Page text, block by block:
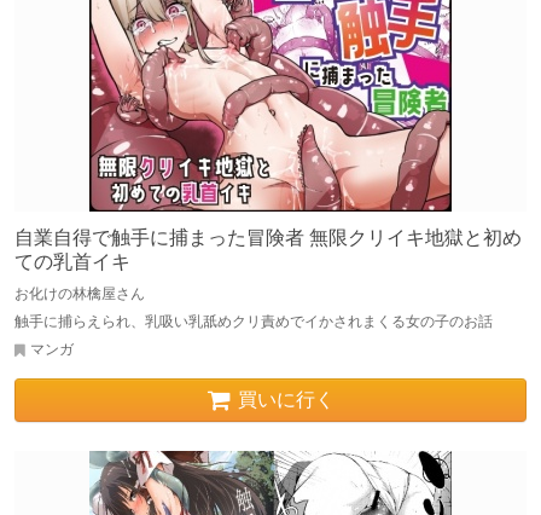
自業自得で触手に捕まった冒険者 無限クリイキ地獄と初め
ての乳首イキ
お化けの林檎屋さん
触手に捕らえられ、乳吸い乳舐めクリ責めでイかされまくる女の子のお話
マンガ
買いに行く